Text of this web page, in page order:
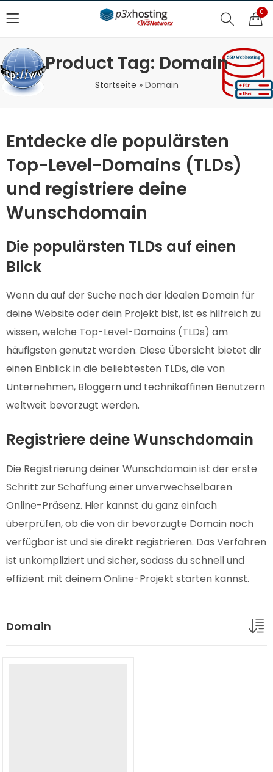
0
Product Tag: Domain
Startseite » Domain
Entdecke die populärsten
Top-Level-Domains (TLDs)
und registriere deine
Wunschdomain
Die populärsten TLDs auf einen
Blick
Wenn du auf der Suche nach der idealen Domain für
deine Website oder dein Projekt bist, ist es hilfreich zu
wissen, welche Top-Level-Domains (TLDs) am
häufigsten genutzt werden. Diese Übersicht bietet dir
einen Einblick in die beliebtesten TLDs, die von
Unternehmen, Bloggern und technikaffinen Benutzern
weltweit bevorzugt werden.
Registriere deine Wunschdomain
Die Registrierung deiner Wunschdomain ist der erste
Schritt zur Schaffung einer unverwechselbaren
Online-Präsenz. Hier kannst du ganz einfach
überprüfen, ob die von dir bevorzugte Domain noch
verfügbar ist und sie direkt registrieren. Das Verfahren
ist unkompliziert und sicher, sodass du schnell und
effizient mit deinem Online-Projekt starten kannst.
Domain